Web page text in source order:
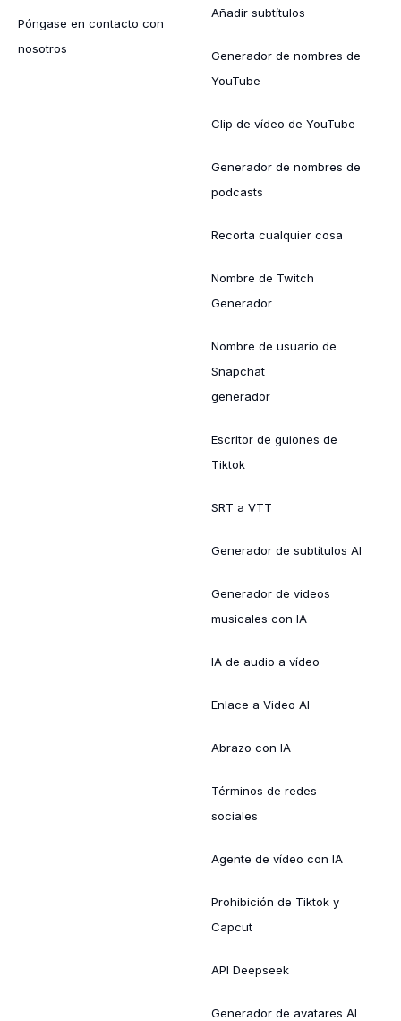
Póngase en contacto con
nosotros
Añadir subtítulos
Generador de nombres de
YouTube
Clip de vídeo de YouTube
Generador de nombres de
podcasts
Recorta cualquier cosa
Nombre de Twitch
Generador
Nombre de usuario de
Snapchat
generador
Escritor de guiones de
Tiktok
SRT a VTT
Generador de subtítulos AI
Generador de videos
musicales con IA
IA de audio a vídeo
Enlace a Video AI
Abrazo con IA
Términos de redes
sociales
Agente de vídeo con IA
Prohibición de Tiktok y
Capcut
API Deepseek
Generador de avatares AI